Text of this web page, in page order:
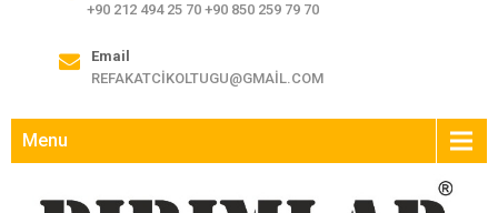
+90 212 494 25 70 +90 850 259 79 70
Email
REFAKATCIKOLTUGU@GMAIL.COM
Menu